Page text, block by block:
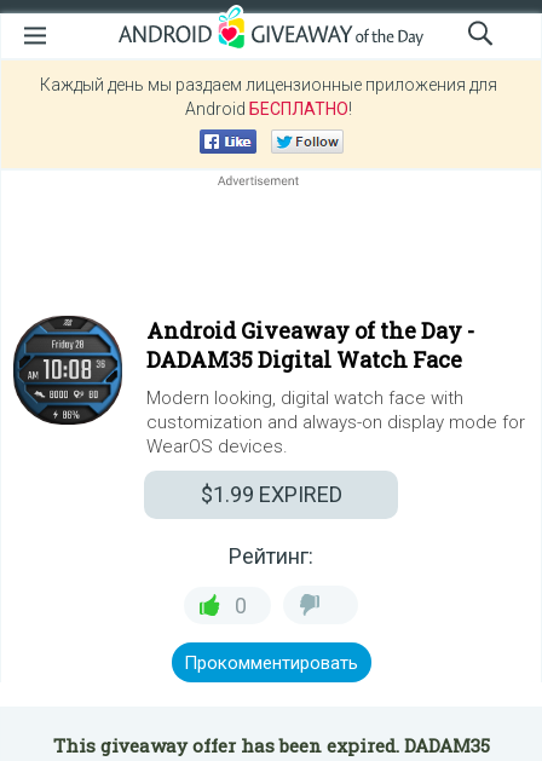
Каждый день мы раздаем лицензионные приложения для
Android БЕСПЛАТНО!
Android Giveaway of the Day -
DADAM35 Digital Watch Face
Modern looking, digital watch face with
customization and always-on display mode for
WearOS devices.
$1.99 EXPIRED
Рейтинг:
0
Прокомментировать
This giveaway offer has been expired. DADAM35